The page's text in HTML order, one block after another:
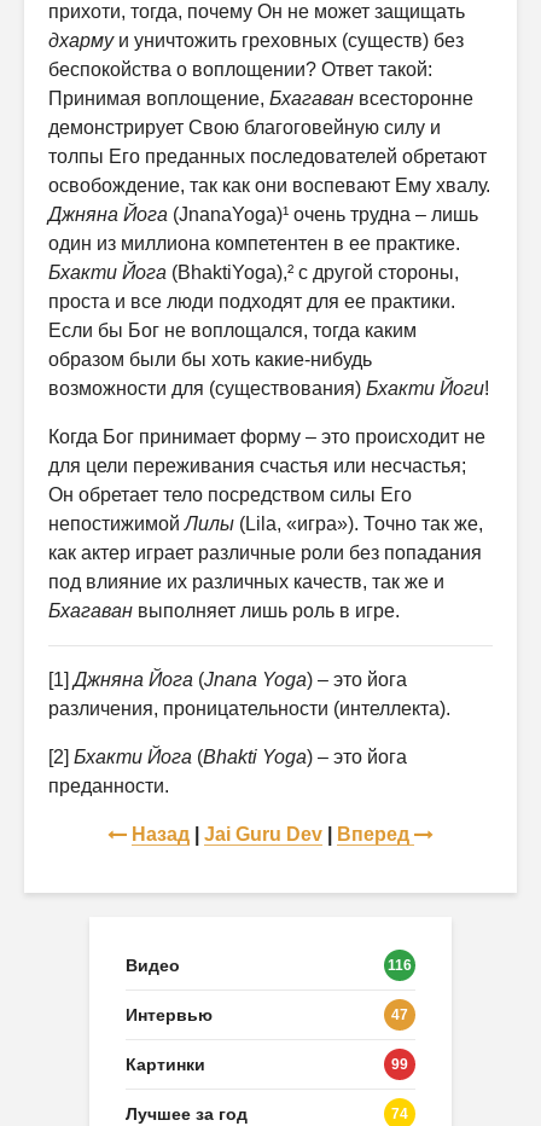
прихоти, тогда, почему Он не может защищать
дхармуи уничтожить греховных (существ) без
беспокойства о воплощении? Ответ такой:
Принимая воплощение, Бхагаван всесторонне
демонстрирует Свою благоговейную силу и
толпы Его преданных последователей обретают
освобождение, так как они воспевают Ему хвалу.
Джняна Йога (JnanaYoga)¹ очень трудна – лишь
один из миллиона компетентен в ее практике.
Бхакти Йога (BhaktiYoga),² с другой стороны,
проста и все люди подходят для ее практики.
Если бы Бог не воплощался, тогда каким
образом были бы хоть какие-нибудь
возможности для (существования) Бхакти Йоги!
Когда Бог принимает форму – это происходит не
для цели переживания счастья или несчастья;
Он обретает тело посредством силы Его
непостижимойЛилы (Lila, «игра»). Точно так же,
как актер играет различные роли без попадания
под влияние их различных качеств, так же и
Бхагаван выполняет лишь роль в игре.
[1]Джняна Йога (Jnana Yoga) – это йога
различения, проницательности (интеллекта).
[2] Бхакти Йога (Bhakti Yoga) – это йога
преданности.
Назад Jai Guru Dev Вперед
Видео 116
Интервью 47
Картинки 99
Лучшее за год 74